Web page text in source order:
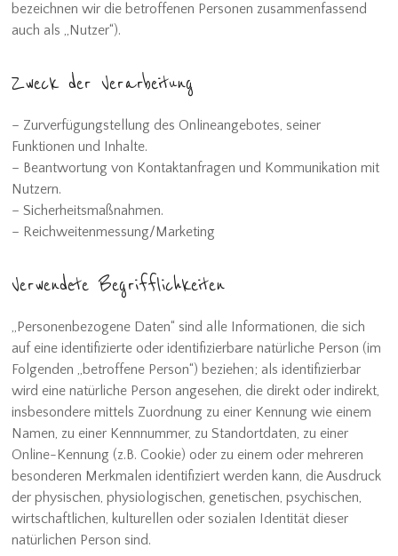
bezeichnen wir die betroffenen Personen zusammenfassend
auch als „Nutzer“).
Zweck der Verarbeitung
– Zurverfügungstellung des Onlineangebotes, seiner
Funktionen und Inhalte.
– Beantwortung von Kontaktanfragen und Kommunikation mit
Nutzern.
– Sicherheitsmaßnahmen.
– Reichweitenmessung/Marketing
Verwendete Begrifflichkeiten
„Personenbezogene Daten“ sind alle Informationen, die sich
auf eine identifizierte oder identifizierbare natürliche Person (im
Folgenden „betroffene Person“) beziehen; als identifizierbar
wird eine natürliche Person angesehen, die direkt oder indirekt,
insbesondere mittels Zuordnung zu einer Kennung wie einem
Namen, zu einer Kennnummer, zu Standortdaten, zu einer
Online-Kennung (z.B. Cookie) oder zu einem oder mehreren
besonderen Merkmalen identifiziert werden kann, die Ausdruck
der physischen, physiologischen, genetischen, psychischen,
wirtschaftlichen, kulturellen oder sozialen Identität dieser
natürlichen Person sind.